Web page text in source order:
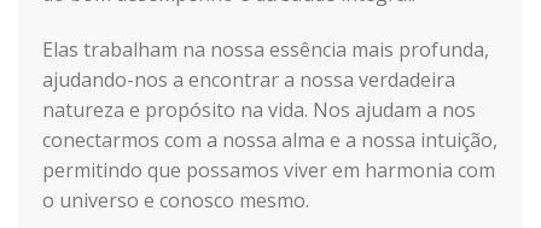
Elas trabalham na nossa essência mais profunda,
ajudando-nos a encontrar a nossa verdadeira
natureza e propósito na vida. Nos ajudam a nos
conectarmos com a nossa alma e a nossa intuição,
permitindo que possamos viver em harmonia com
o universo e conosco mesmo.